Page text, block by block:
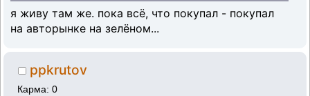
я живу там же. пока всё, что покупал - покупал
на авторынке на зелёном...
ppkrutov
Карма: 0